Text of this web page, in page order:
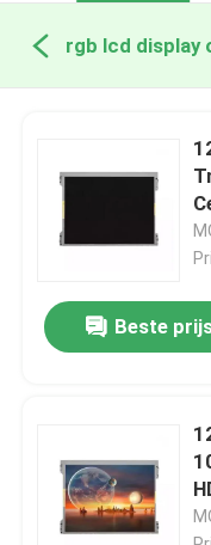
rgb lcd display
Beste